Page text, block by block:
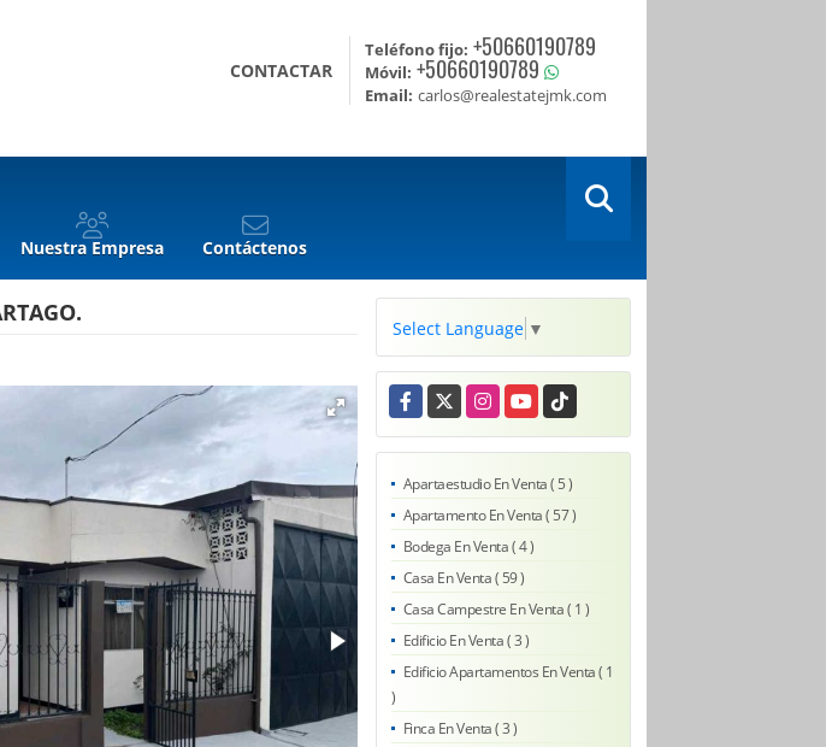
CONTACTAR
Teléfono fijo: +50660190789
Móvil: +50660190789
Email: carlos@realestatejmk.com
Nuestra Empresa
Contáctenos
Select Language ▼
Facebook
X InstagramYouTubeTikTok
Apartaestudio En Venta ( 5 )
Apartamento En Venta ( 57 )
Bodega En Venta ( 4 )
Casa En Venta ( 59 )
Casa Campestre En Venta ( 1 )
Edificio En Venta ( 3 )
Edificio Apartamentos En Venta ( 1
)
Finca En Venta ( 3 )